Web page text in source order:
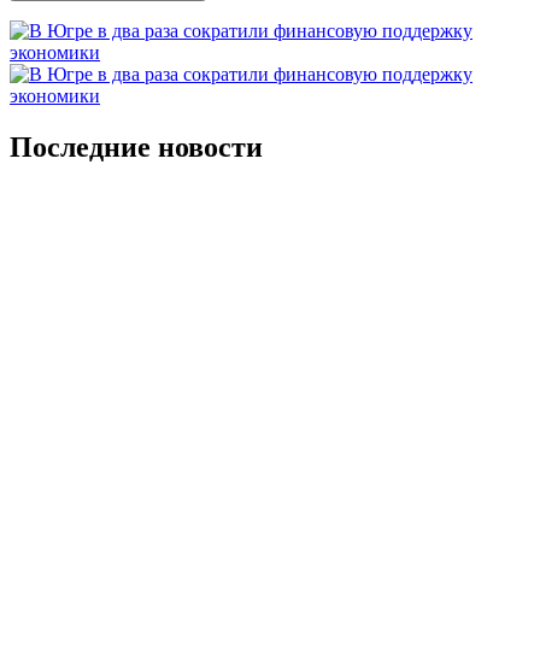
Последние новости